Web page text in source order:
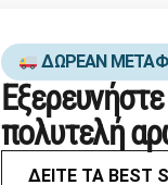
ΔΩΡΕΑΝ
πολυτελή
ΔΕΙΤΕ ΤΑ BEST